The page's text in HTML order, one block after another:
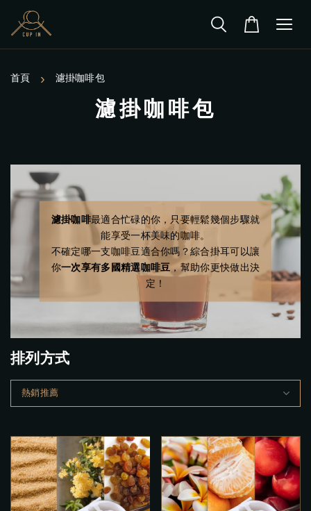
首頁 › 濾掛咖啡包
濾掛咖啡包
濾掛咖啡最適合忙碌的你，只要輕鬆幾個步驟就
能享受一杯美味的咖啡。
不確定哪一支咖啡豆適合你嗎？綜合掛耳可以讓
你一次享有多國精選咖啡豆，幫助你更快做出決
定！
排列方式